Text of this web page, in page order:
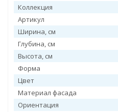
Коллекция
Артикул
Ширина, см
Глубина, см
Высота, см
Форма
Цвет
Материал фасада
Ориентация